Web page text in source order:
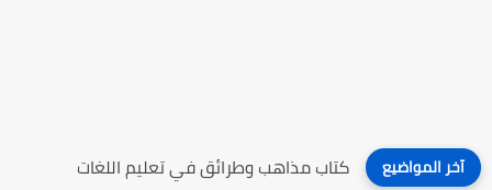
آخر المواضيع كتاب مذاهب وطرائق في تعليم اللغات